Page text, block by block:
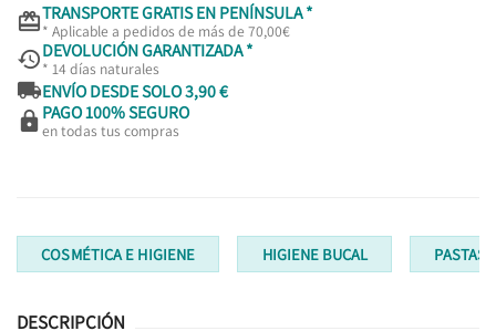
TRANSPORTE GRATIS EN PENÍNSULA *
* Aplicable a pedidos de más de 70,00€
DEVOLUCIÓN GARANTIZADA *
* 14 días naturales
ENVÍO DESDE SOLO 3,90 €
 PAGO 100% SEGURO
en todas tus compras
COSMÉTICA E HIGIENE HIGIENE BUCAL PASTAS
DESCRIPCIÓN